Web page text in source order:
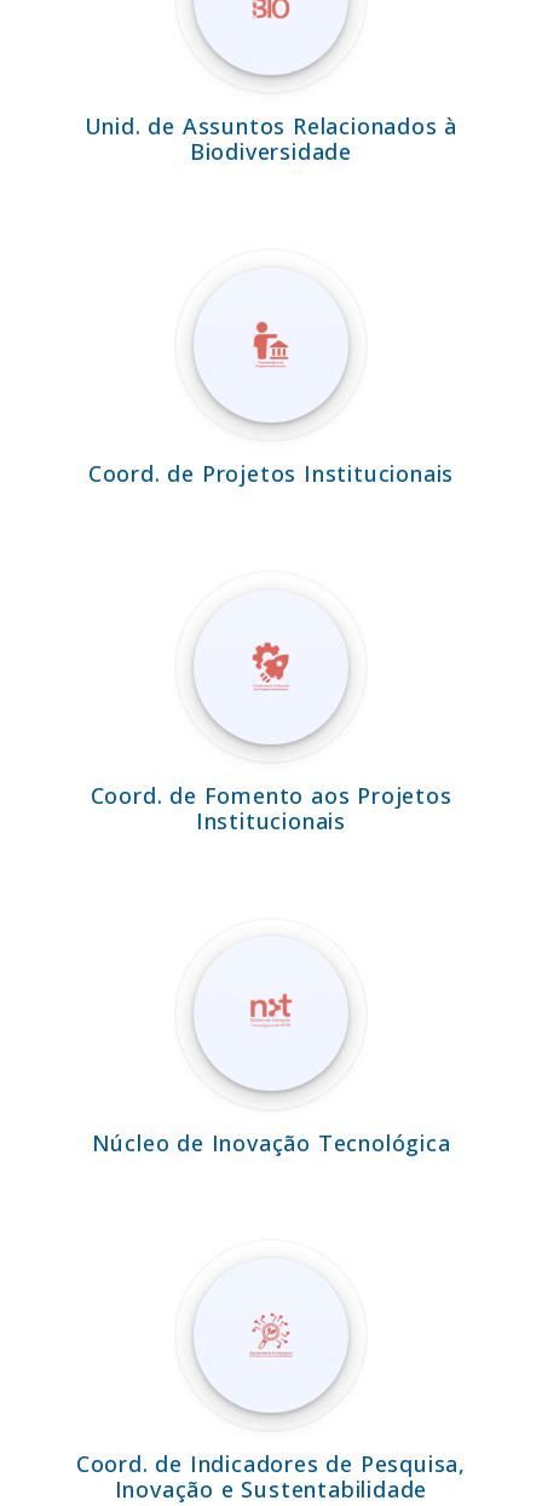
Unid. de Assuntos Relacionados à
Biodiversidade
Coord. de Projetos Institucionais
Coord. de Fomento aos Projetos
Institucionais
Núcleo de Inovação Tecnológica
Coord. de Indicadores de Pesquisa,
Inovação e Sustentabilidade